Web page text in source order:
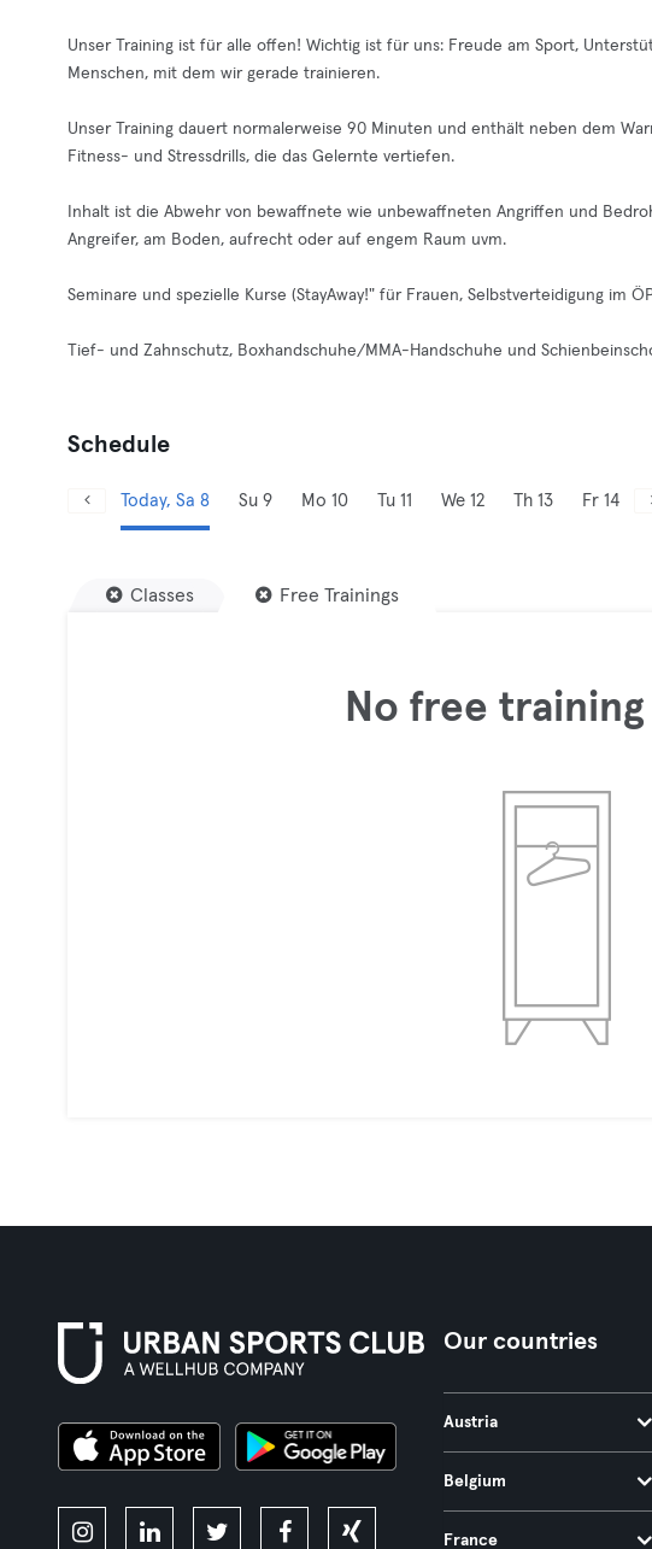
Unser Training ist für alle offen! Wichtig ist für uns: Freude am Sport,
Menschen, mit dem wir gerade trainieren.
Unser Training dauert normalerweise 90 Minuten und enthält neben dem
Fitness- und Stressdrills, die das Gelernte vertiefen.
Inhalt ist die Abwehr von bewaffnete wie unbewaffneten Angriffen und
Angreifer, am Boden, aufrecht oder auf engem Raum uvm.
Seminare und spezielle Kurse (StayAway!" für Frauen, Selbstverteidigung im
Tief- und Zahnschutz, Boxhandschuhe/MMA-Handschuhe und
Schedule
Today, Sa 8 Su 9 Mo 10 Tu 11 We 12 Th 13 Fr 14
Classes Free Trainings
No free
Our countries
Austria
Belgium
France